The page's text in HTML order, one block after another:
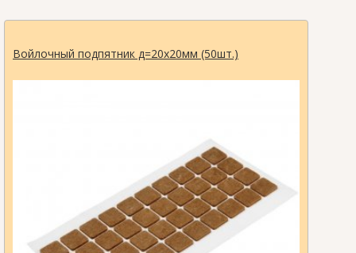
Войлочный подпятник д=20х20мм (50шт.)